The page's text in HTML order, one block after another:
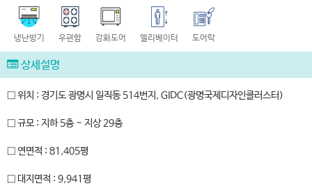
냉난방기 우편함 강화도어 엘리베이터 도어락
상세설명
□ 위치 : 경기도 광명시 일직동 514번지, GIDC(광명국제디자인클러스터)
□ 규모 : 지하 5층 ~ 지상 29층
□ 연면적 : 81,405평
□ 대지면적 : 9,941평